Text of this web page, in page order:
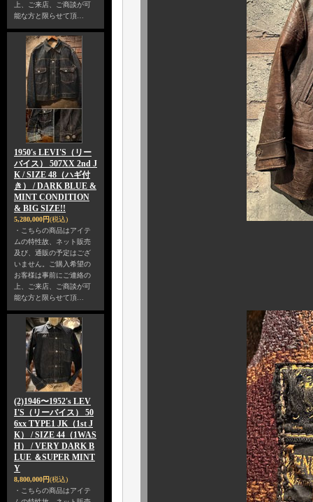
上、ご来店、ご商談が可
能な方と限らせて頂…
1950's LEVI'S（リー
バイス） 507XX 2nd J
K / SIZE 48（ハギ付
き） / DARK BLUE &
MINT CONDITION
& BIG SIZE!!
5,280,000円(税込)
・こちらの商品はアイテ
ムの特性故、ネット販売
及び、通販の予定はござ
いません。ご購入希望の
お客様は事前にご連絡の
上、ご来店、ご商談が可
能な方と限らせて頂…
(2)1946〜1952's LEV
I'S（リーバイス） 50
6xx TYPE1 JK（1st J
K） / SIZE 44（1WAS
H） / VERY DARK B
LUE ＆SUPER MINT
Y
8,800,000円(税込)
・こちらの商品はアイテ